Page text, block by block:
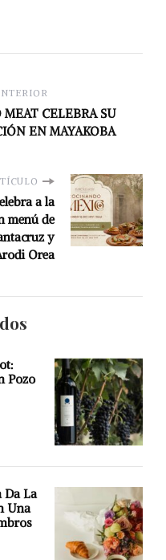
CELEBRA SU
EN MAYAKOBA
a la
menú de
y
Orea
Pozo
Da La
Una